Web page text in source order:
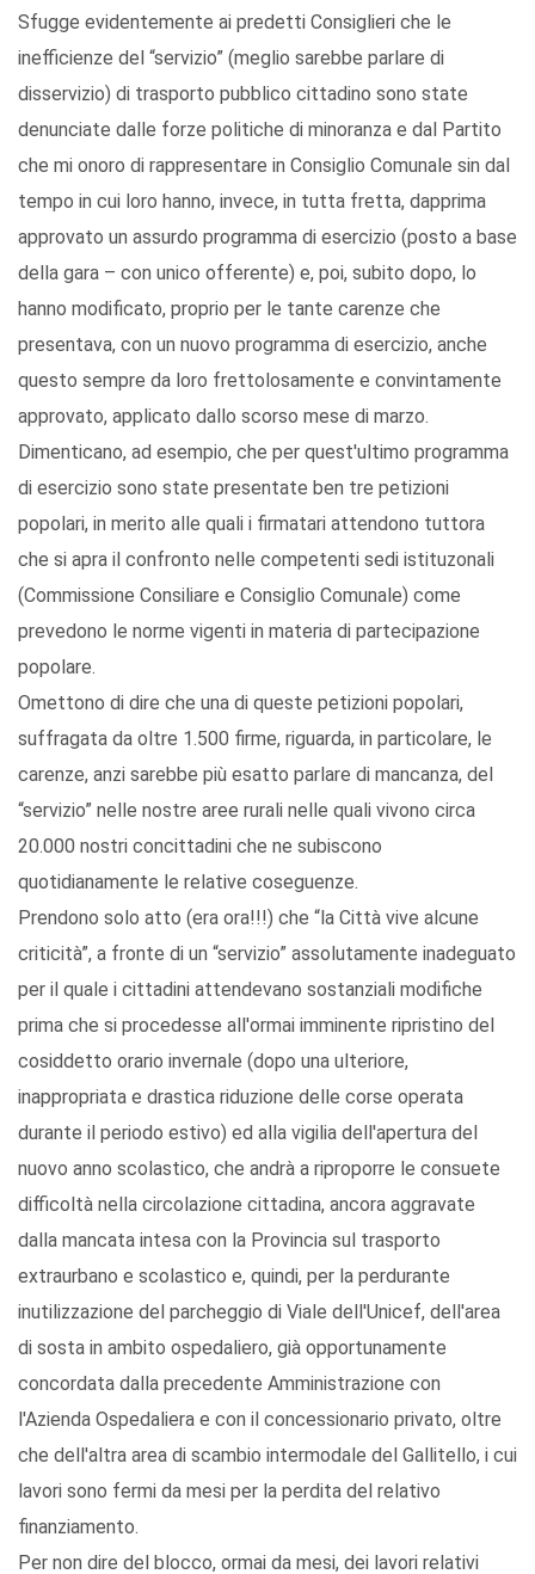
Sfugge evidentemente ai predetti Consiglieri che le
inefficienze del “servizio” (meglio sarebbe parlare di
disservizio) di trasporto pubblico cittadino sono state
denunciate dalle forze politiche di minoranza e dal Partito
che mi onoro di rappresentare in Consiglio Comunale sin dal
tempo in cui loro hanno, invece, in tutta fretta, dapprima
approvato un assurdo programma di esercizio (posto a base
della gara – con unico offerente) e, poi, subito dopo, lo
hanno modificato, proprio per le tante carenze che
presentava, con un nuovo programma di esercizio, anche
questo sempre da loro frettolosamente e convintamente
approvato, applicato dallo scorso mese di marzo.
Dimenticano, ad esempio, che per quest'ultimo programma
di esercizio sono state presentate ben tre petizioni
popolari, in merito alle quali i firmatari attendono tuttora
che si apra il confronto nelle competenti sedi istituzonali
(Commissione Consiliare e Consiglio Comunale) come
prevedono le norme vigenti in materia di partecipazione
popolare.
Omettono di dire che una di queste petizioni popolari,
suffragata da oltre 1.500 firme, riguarda, in particolare, le
carenze, anzi sarebbe più esatto parlare di mancanza, del
“servizio” nelle nostre aree rurali nelle quali vivono circa
20.000 nostri concittadini che ne subiscono
quotidianamente le relative coseguenze.
Prendono solo atto (era ora!!!) che “la Città vive alcune
criticità”, a fronte di un “servizio” assolutamente inadeguato
per il quale i cittadini attendevano sostanziali modifiche
prima che si procedesse all'ormai imminente ripristino del
cosiddetto orario invernale (dopo una ulteriore,
inappropriata e drastica riduzione delle corse operata
durante il periodo estivo) ed alla vigilia dell'apertura del
nuovo anno scolastico, che andrà a riproporre le consuete
difficoltà nella circolazione cittadina, ancora aggravate
dalla mancata intesa con la Provincia sul trasporto
extraurbano e scolastico e, quindi, per la perdurante
inutilizzazione del parcheggio di Viale dell'Unicef, dell'area
di sosta in ambito ospedaliero, già opportunamente
concordata dalla precedente Amministrazione con
l'Azienda Ospedaliera e con il concessionario privato, oltre
che dell'altra area di scambio intermodale del Gallitello, i cui
lavori sono fermi da mesi per la perdita del relativo
finanziamento.
Per non dire del blocco, ormai da mesi, dei lavori relativi